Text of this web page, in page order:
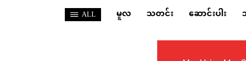
ALL မူလ သတင်း ဆောင်းပါး